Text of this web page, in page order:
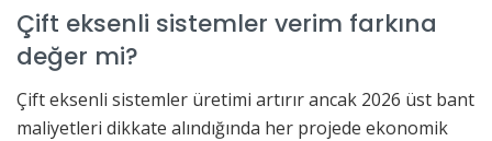
Çift eksenli sistemler verim farkına
değer mi?
Çift eksenli sistemler üretimi artırır ancak 2026 üst bant
maliyetleri dikkate alındığında her projede ekonomik